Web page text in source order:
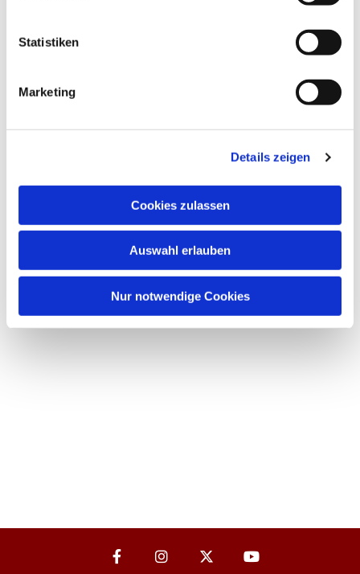
Statistiken
Marketing
Details zeigen
Cookies zulassen
Auswahl erlauben
Nur notwendige Cookies